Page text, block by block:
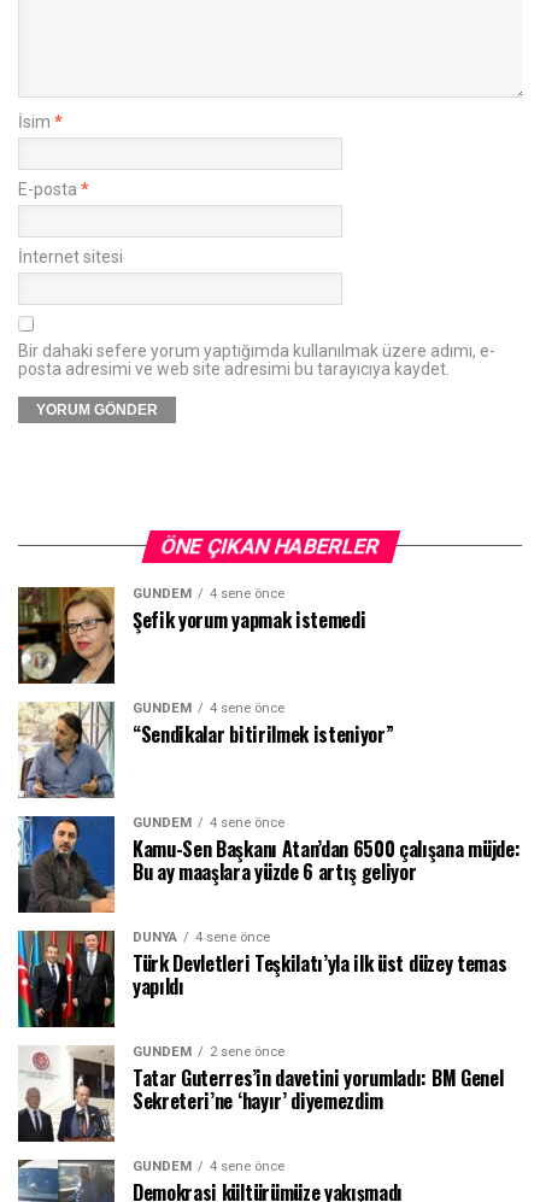
İsim *
E-posta *
İnternet sitesi
Bir dahaki sefere yorum yaptığımda kullanılmak üzere adımı, e-
posta adresimi ve web site adresimi bu tarayıcıya kaydet.
ÖNE ÇIKAN HABERLER
GÜNDEM 4 sene önce
Şefik yorum yapmak istemedi
GÜNDEM 4 sene önce
“Sendikalar bitirilmek isteniyor”
GÜNDEM 4 sene önce
Kamu-Sen Başkanı Atan’dan 6500 çalışana müjde:
Bu ay maaşlara yüzde 6 artış geliyor
DÜNYA 4 sene önce
Türk Devletleri Teşkilatı’yla ilk üst düzey temas
yapıldı
GÜNDEM 2 sene önce
Tatar Guterres’in davetini yorumladı: BM Genel
Sekreteri’ne ‘hayır’ diyemezdim
GÜNDEM 4 sene önce
Demokrasi kültürümüze yakışmadı